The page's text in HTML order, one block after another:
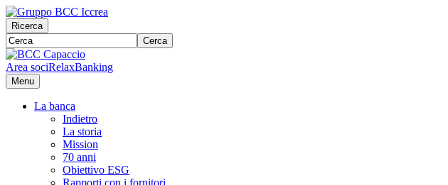
Ricerca
Cerca
Area sociRelaxBanking
Menu
La banca
Indietro
La storia
Mission
70 anni
Obiettivo ESG
Rapporti con i fornitori